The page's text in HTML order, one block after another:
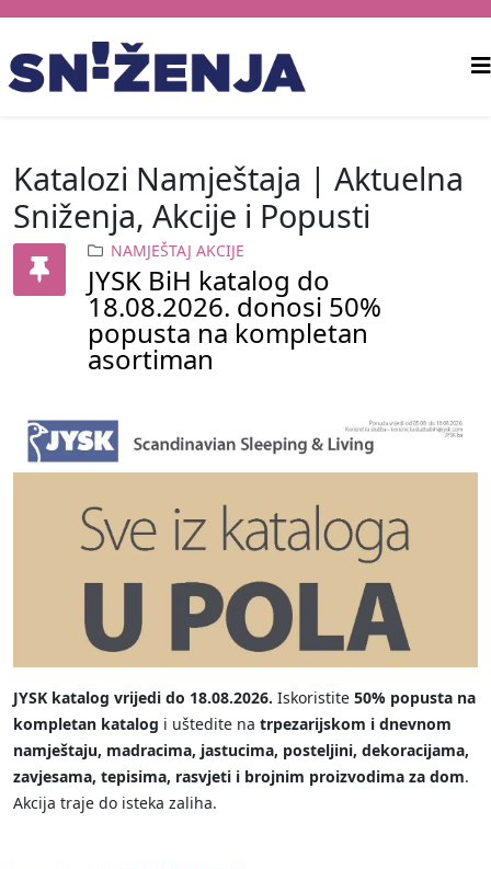
Katalozi Namještaja | Aktuelna
Sniženja, Akcije i Popusti
NAMJEŠTAJ AKCIJE
JYSK BiH katalog do
18.08.2026. donosi 50%
popusta na kompletan
asortiman
JYSK katalog vrijedi do 18.08.2026. Iskoristite 50% popusta na
kompletan katalog i uštedite na trpezarijskom i dnevnom
namještaju, madracima, jastucima, posteljini, dekoracijama,
zavjesama, tepisima, rasvjeti i brojnim proizvodima za dom.
Akcija traje do isteka zaliha.